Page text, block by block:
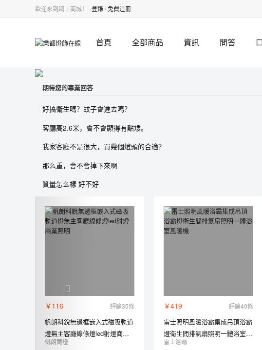
歡迎來到網上商城！ 登錄/免費注冊
首頁 全部商品 資訊 問答
期待您的專業回答
好搞衛生嗎？蚊子會進去嗎？
客廳高2.6米，會不會顯得有點矮。
我家客廳不是很大，買幾個燈頭的合適？
那么重，會不會掉下來啊
質量怎么樣 好不好
￥116 評論35條
帆朗科銳無邊框嵌入式磁吸軌道
燈無主客廳線條燈led射燈商業
照明
帆朗筒燈
￥419 評論40條
雷士照明風暖浴霸集成吊頂浴霸
燈衛生間排氣扇照明一體浴室風
暖機
雷士浴霸